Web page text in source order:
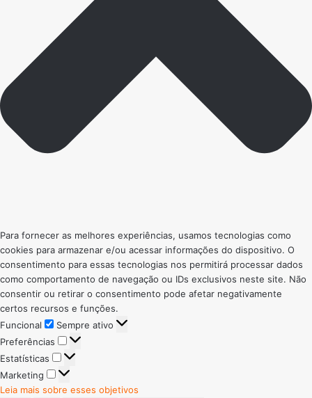
Para fornecer as melhores experiências, usamos tecnologias como
cookies para armazenar e/ou acessar informações do dispositivo. O
consentimento para essas tecnologias nos permitirá processar dados
como comportamento de navegação ou IDs exclusivos neste site. Não
consentir ou retirar o consentimento pode afetar negativamente
certos recursos e funções.
Funcional
Funcional
Sempre ativo
Preferências
Preferências
Estatísticas
Estatísticas
Marketing
Marketing
Leia mais sobre esses objetivos